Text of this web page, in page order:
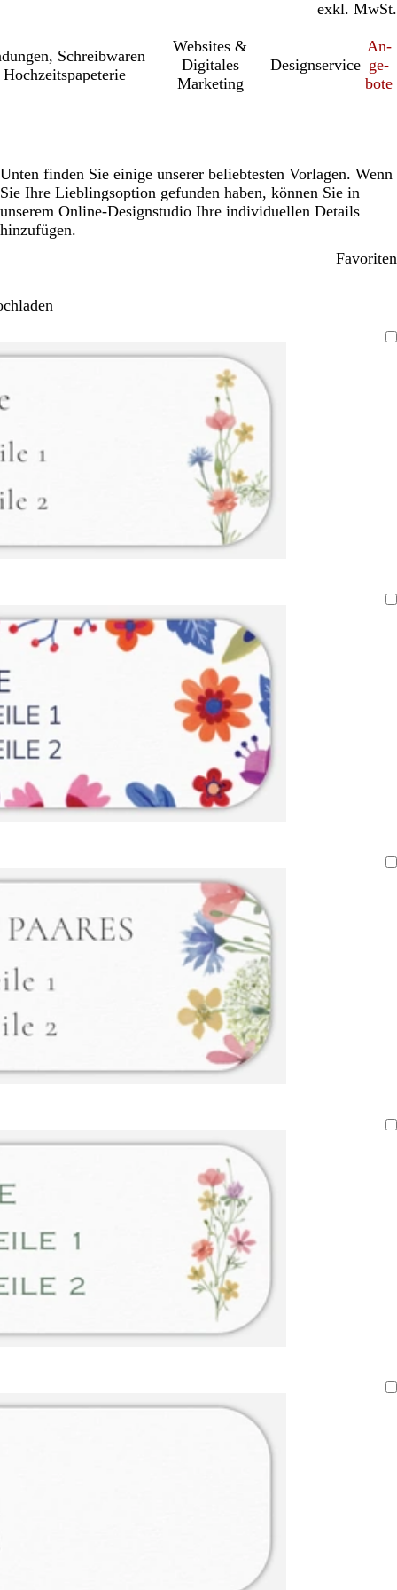
inkl. MwSt.
exkl. MwSt.
Schreib­wa­ren
Websites &
Digitales
Marketing
Designservice
An­­
ge­­
bo­­te
Unten finden Sie einige unserer beliebtesten Vorlagen. Wenn
Sie Ihre Lieblingsoption gefunden haben, können Sie in
unserem Online-Designstudio Ihre individuellen Details
hinzufügen.
Favoriten